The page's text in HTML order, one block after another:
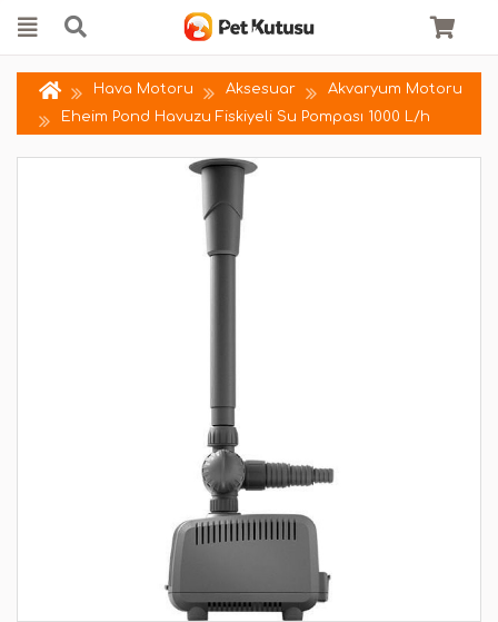
Hava Motoru Aksesuar
Akvaryum Motoru
Eheim Pond Havuzu Fiskiyeli Su Pompası 1000 L/h